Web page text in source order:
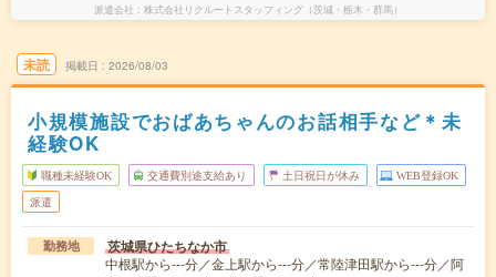
派遣会社 株式会社リクルートスタッフィング（茨城・栃木・群馬）
未読 掲載日 2026/08/03
小規模施設でおばあちゃんのお話相手など＊未
経験OK
職種未経験OK 交通費別途支給あり 土日祝日が休み WEB登録OK
派遣
勤務地 茨城県ひたちなか市
中根駅から---分／金上駅から---分／常陸津田駅から---分／阿